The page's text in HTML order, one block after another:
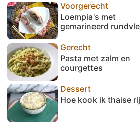
Voorgerecht
Loempia's met
gemarineerd
Gerecht
Pasta met zalm en
courgettes
Dessert
Hoe kook ik thaise